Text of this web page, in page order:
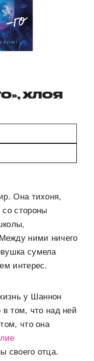
ХЛОЯ
Она тихоня,
со стороны
ними ничего
сумела
интерес.
у Шаннон
в том, что над ней
что она
своего отца.